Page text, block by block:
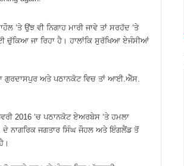
‘ਤੇ ਉਂਝ ਵੀ ਨਿਗਾਹ ਮਾਰੀ ਜਾਵੇ ਤਾਂ ਸਰਹੱਦ ‘ਤੇ
ਜਾ ਰਿਹਾ ਹੈ। ਹਾਲਾਂਕਿ ਸੁਰੱਖਿਆ ਏਜੰਸੀਆਂ
ਗੁਰਦਾਸਪੁਰ ਅਤੇ ਪਠਾਨਕੋਟ ਵਿਚ ਤਾਂ ਆਈ.ਐੱਸ.
2016 ‘ਚ ਪਠਾਨਕੋਟ ਏਅਰਬੇਸ ‘ਤੇ ਹਮਲਾ
ਨਾਗਰਿਕ ਜਗਤਾਰ ਸਿੰਘ ਜੌਹਲ ਅਤੇ ਇੰਗਲੈਂਡ ਤੋਂ